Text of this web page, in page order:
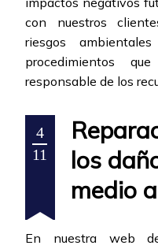
con nuestros
riesgos
procedimientos
responsable de los
4
11
los
medio
En nuestra web